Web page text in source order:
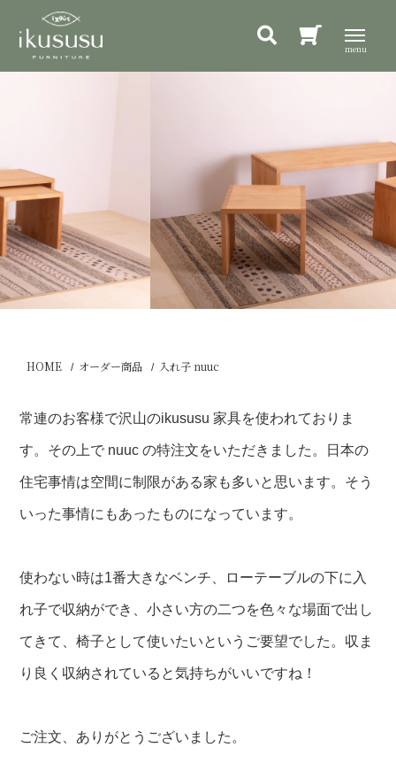
HOME オーダー商品 入れ子 nuuc
常連のお客様で沢山のikususu 家具を使われておりま
す。その上で nuuc の特注文をいただきました。日本の
住宅事情は空間に制限がある家も多いと思います。そう
いった事情にもあったものになっています。
使わない時は1番大きなベンチ、ローテーブルの下に入
れ子で収納ができ、小さい方の二つを色々な場面で出し
てきて、椅子として使いたいというご要望でした。収ま
り良く収納されていると気持ちがいいですね！
ご注文、ありがとうございました。